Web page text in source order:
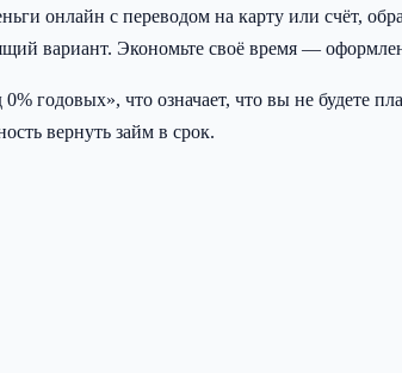
онлайн с переводом на карту или счёт,
вариант. Экономьте своё время —
годовых», что означает, что вы не будете
вернуть займ в срок.